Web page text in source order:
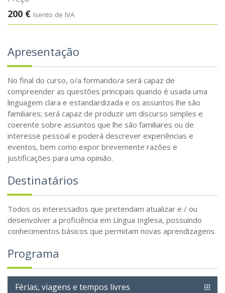
200 € Isento de IVA
Apresentação
No final do curso, o/a formando/a será capaz de
compreender as questões principais quando é usada uma
linguagem clara e estandardizada e os assuntos lhe são
familiares; será capaz de produzir um discurso simples e
coerente sobre assuntos que lhe são familiares ou de
interesse pessoal e poderá descrever experiências e
eventos, bem como expor brevemente razões e
justificações para uma opinião.
Destinatários
Todos os interessados que pretendam atualizar e / ou
desenvolver a proficiência em Língua Inglesa, possuindo
conhecimentos básicos que permitam novas aprendizagens.
Programa
Férias, viagens e tempos livres